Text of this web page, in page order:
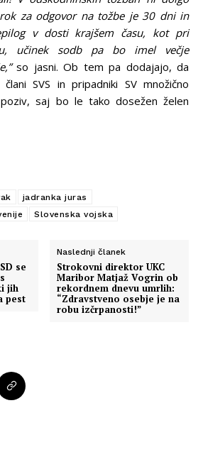
za odgovor na tožbe je 30 dni in
v dosti krajšem času, kot pri
učinek sodb pa bo imel večje
so jasni. Ob tem pa dodajajo, da
SVS in pripadniki SV množično
saj bo le tako dosežen želen
jadranka juras
Slovenska vojska
se
jih
pest
Naslednji članek
Strokovni direktor UKC
Maribor Matjaž Vogrin ob
rekordnem dnevu umrlih:
“Zdravstveno osebje je na
robu izčrpanosti!”